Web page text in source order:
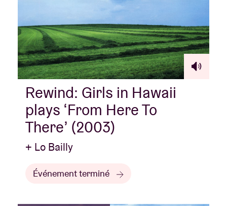
Rewind: Girls in Hawaii
plays ‘From Here To
There’ (2003)
+ Lo Bailly
Événement terminé